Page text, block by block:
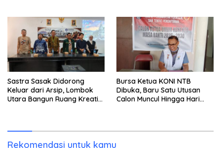
Kunjung Tuntas
Sastra Sasak Didorong
Keluar dari Arsip, Lombok
Utara Bangun Ruang Kreatif
Bursa Ketua KONI NTB
Dibuka, Baru Satu Utusan
Calon Muncul Hingga Hari
Rekomendasi untuk kamu